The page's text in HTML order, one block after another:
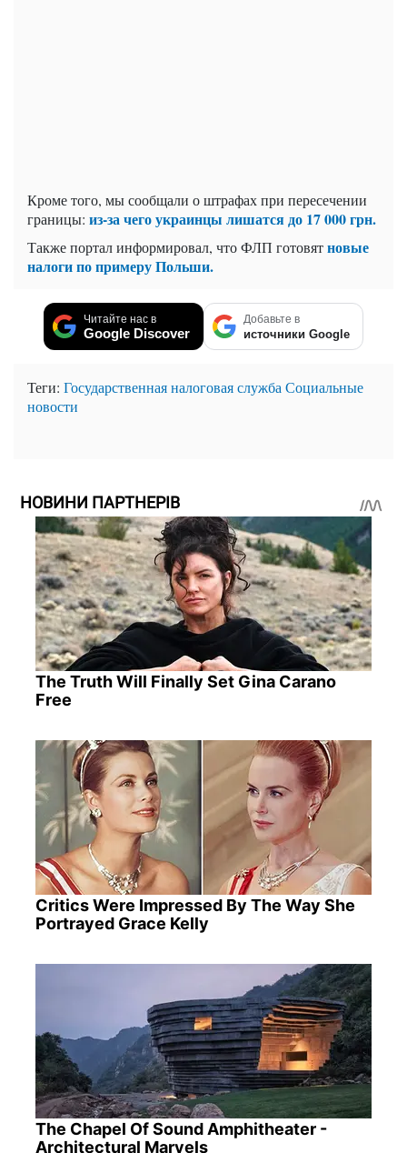
Кроме того, мы сообщали о штрафах при пересечении
границы: из-за чего украинцы лишатся до 17 000 грн.
Также портал информировал, что ФЛП готовятновые
налоги по примеру Польши.
Читайте нас в
Google Discover
Добавьте в
источники Google
Теги: Государственная налоговая служба Социальные
новости
НОВИНИ ПАРТНЕРІВ
The Truth Will Finally Set Gina Carano
Free
Critics Were Impressed By The Way She
Portrayed Grace Kelly
The Chapel Of Sound Amphitheater -
Architectural Marvels